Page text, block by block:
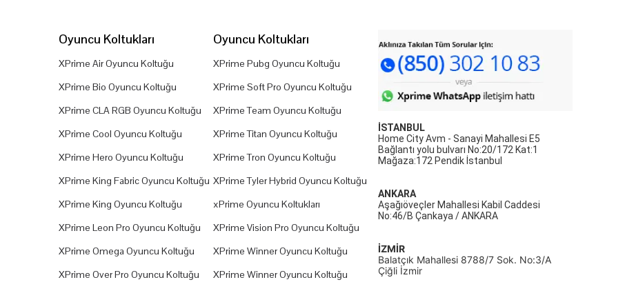
Oyuncu Koltukları
XPrime Air Oyuncu Koltuğu
XPrime Bio Oyuncu Koltuğu
XPrime CLA RGB Oyuncu Koltuğu
XPrime Cool Oyuncu Koltuğu
XPrime Hero Oyuncu Koltuğu
XPrime King Fabric Oyuncu Koltuğu
XPrime King Oyuncu Koltuğu
XPrime Leon Pro Oyuncu Koltuğu
XPrime Omega Oyuncu Koltuğu
XPrime Over Pro Oyuncu Koltuğu
Oyuncu Koltukları
XPrime Pubg Oyuncu Koltuğu
XPrime Soft Pro Oyuncu Koltuğu
XPrime Team Oyuncu Koltuğu
XPrime Titan Oyuncu Koltuğu
XPrime Tron Oyuncu Koltuğu
XPrime Tyler Hybrid Oyuncu Koltuğu
xPrime Oyuncu Koltukları
XPrime Vision Pro Oyuncu Koltuğu
XPrime Winner Oyuncu Koltuğu
XPrime Winner Oyuncu Koltuğu
İSTANBUL
Home City Avm - Sanayi Mahallesi E5
Bağlantı yolu bulvarı No:20/172 Kat:1
Mağaza:172 Pendik İstanbul
ANKARA
Aşağıöveçler Mahallesi Kabil Caddesi
No:46/B Çankaya / ANKARA
İZMİR
Balatçık Mahallesi 8788/7 Sok. No:3/A
Çiğli İzmir